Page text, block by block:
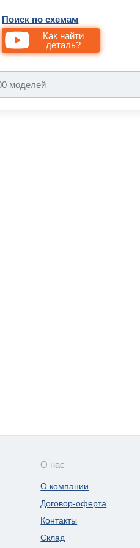
Поиск по схемам
Как найти
деталь?
О нас
О компании
Договор-оферта
Контакты
Склад